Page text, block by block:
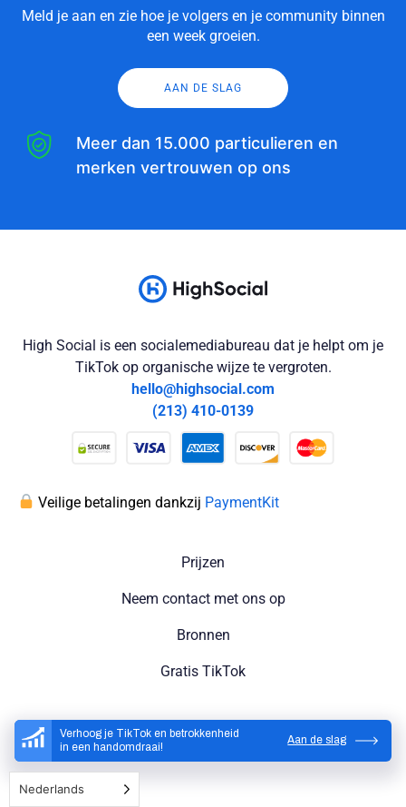
Verhoog je TikTok en betrokkenheid
in een handomdraai!
Aan de slag
Meld je aan en zie hoe je volgers en je community binnen
een week groeien.
AAN DE SLAG
Meer dan 15.000 particulieren en
merken vertrouwen op ons
High Social is een socialemediabureau dat je helpt om je
TikTok op organische wijze te vergroten.
hello@highsocial.com
(213) 410-0139
Veilige betalingen dankzij PaymentKit
Prijzen
Neem contact met ons op
Bronnen
Gratis TikTok
Nederlands